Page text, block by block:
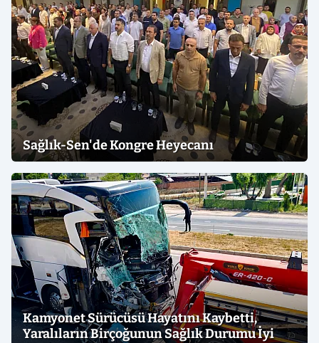
Sağlık-Sen'de Kongre Heyecanı
Kamyonet Sürücüsü Hayatını Kaybetti,
Yaralıların Birçoğunun Sağlık Durumu İyi